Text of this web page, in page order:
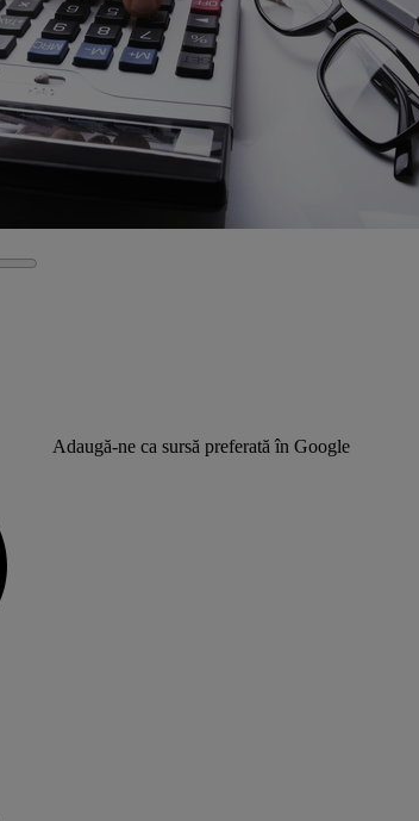
Adaugă-ne ca sursă preferată în Google